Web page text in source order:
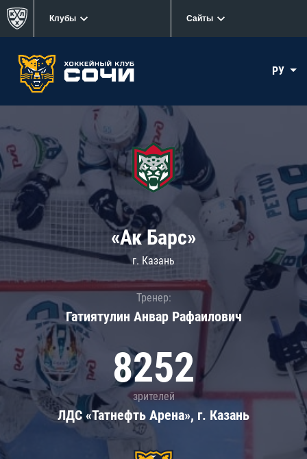
Клубы Сайты
РУ
«Ак Барс»
г. Казань
Тренер:
Гатиятулин Анвар Рафаилович
8252
зрителей
ЛДС «Татнефть Арена», г. Казань